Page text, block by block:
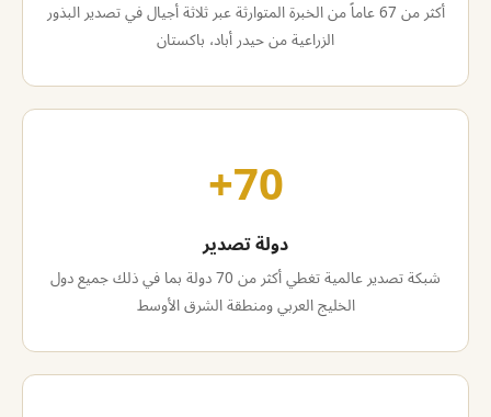
أكثر من 67 عاماً من الخبرة المتوارثة عبر ثلاثة أجيال في تصدير البذور
الزراعية من حيدر أباد، باكستان
70+
دولة تصدير
شبكة تصدير عالمية تغطي أكثر من 70 دولة بما في ذلك جميع دول
الخليج العربي ومنطقة الشرق الأوسط